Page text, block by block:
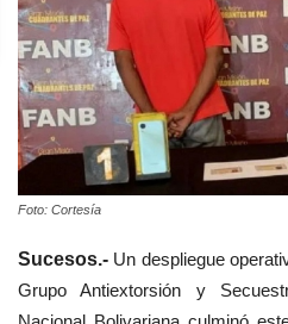
Foto: Cortesía
Sucesos.- Un despliegue
Grupo Antiextorsión y